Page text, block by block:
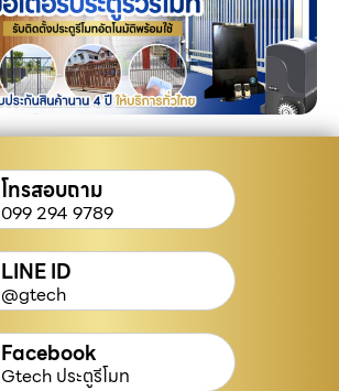
โทรสอบถาม
099 294 9789
LINE ID
@gtech
Facebook
Gtech ประตูรีโมท